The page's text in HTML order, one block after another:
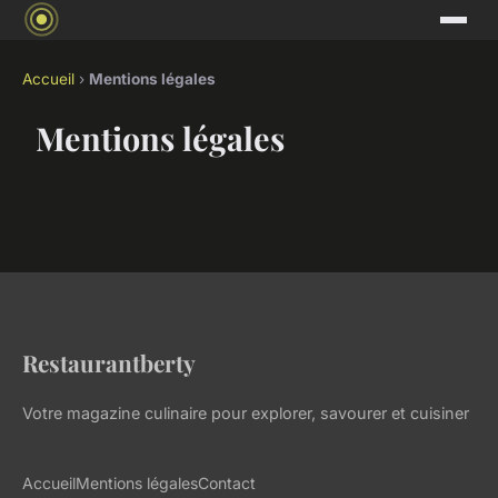
Accueil › Mentions légales
Mentions légales
Restaurantberty
Votre magazine culinaire pour explorer, savourer et cuisiner
AccueilMentions légalesContact